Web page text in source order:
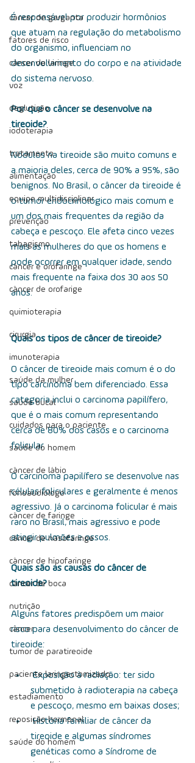
câncer de garganta
fatores de risco
câncer de laringe
voz
deglutição
iodoterapia
tratamento
alimentação
equipe multidisciplinar
prevenção
tabagismo
câncer e orofaringe
câncer de orofarige
quimioterapia
cirurgia
imunoterapia
saúde da mulher
saúde bucal
cuidados para o paciente
saúde do homem
câncer de lábio
fonoaudiólogo
câncer de faringe
câncer de nasofaringe
câncer de hipofaringe
câncer de boca
nutrição
câncer
tumor de paratireoide
paciente laringectomizado
estadiamento
reposição hormonal
saúde do homem
É responsável por produzir hormônios
que atuam na regulação do metabolismo
do organismo, influenciam no
desenvolvimento do corpo e na atividade
do sistema nervoso.
Por que o câncer se desenvolve na
tireoide?
Nódulos na tireoide são muito comuns e
a maioria deles, cerca de 90% a 95%, são
benignos. No Brasil, o câncer da tireoide é
o tumor endocrinológico mais comum e
um dos mais frequentes da região da
cabeça e pescoço. Ele afeta cinco vezes
mais as mulheres do que os homens e
pode ocorrer em qualquer idade, sendo
mais frequente na faixa dos 30 aos 50
anos.
Quais os tipos de câncer de tireoide?
O câncer de tireoide mais comum é o do
tipo carcinoma bem diferenciado. Essa
categoria inclui o carcinoma papilífero,
que é o mais comum representando
cerca de 80% dos casos e o carcinoma
folicular.
O carcinoma papilífero se desenvolve nas
células foliculares e geralmente é menos
agressivo. Já o carcinoma folicular é mais
raro no Brasil, mais agressivo e pode
atingir pulmões e ossos.
Quais são as causas do câncer de
tireoide?
Alguns fatores predispõem um maior
risco para desenvolvimento do câncer de
tireoide:
Exposição à radiação: ter sido
submetido à radioterapia na cabeça
e pescoço, mesmo em baixas doses;
História familiar de câncer da
tireoide e algumas síndromes
genéticas como a Síndrome de